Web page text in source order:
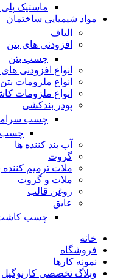
ماستیک پلی
مواد شیمیایی ساختمان
الیاف
افزودنی های بتن
چسب بتن
انواع افزودنی
انواع ملزومات
انواع ملزومات
پودر بندکشی
چسب
چسب
آب بند کننده ها
گروت
ملات ترمیم کننده
ملات و گروت
روغن قالب
عایق
چسب کاشت
خانه
فروشگاه
نمونه کارها
وبلاگ تخصصی کارنوگیل